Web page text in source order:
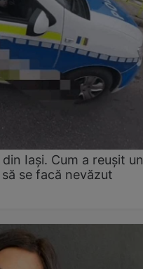
Iași. Cum a reușit un
se facă nevăzut